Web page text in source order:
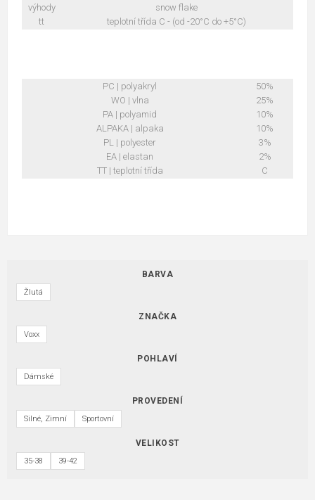
výhody
snow flake
tt
teplotní třída C - (od -20°C do +5°C)
PC | polyakryl
50%
WO | vlna
25%
PA | polyamid
10%
ALPAKA | alpaka
10%
PL | polyester
3%
EA | elastan
2%
TT | teplotní třída
C
BARVA
Žlutá
ZNAČKA
Voxx
POHLAVÍ
Dámské
PROVEDENÍ
Silné, Zimní Sportovní
VELIKOST
35-38 39-42